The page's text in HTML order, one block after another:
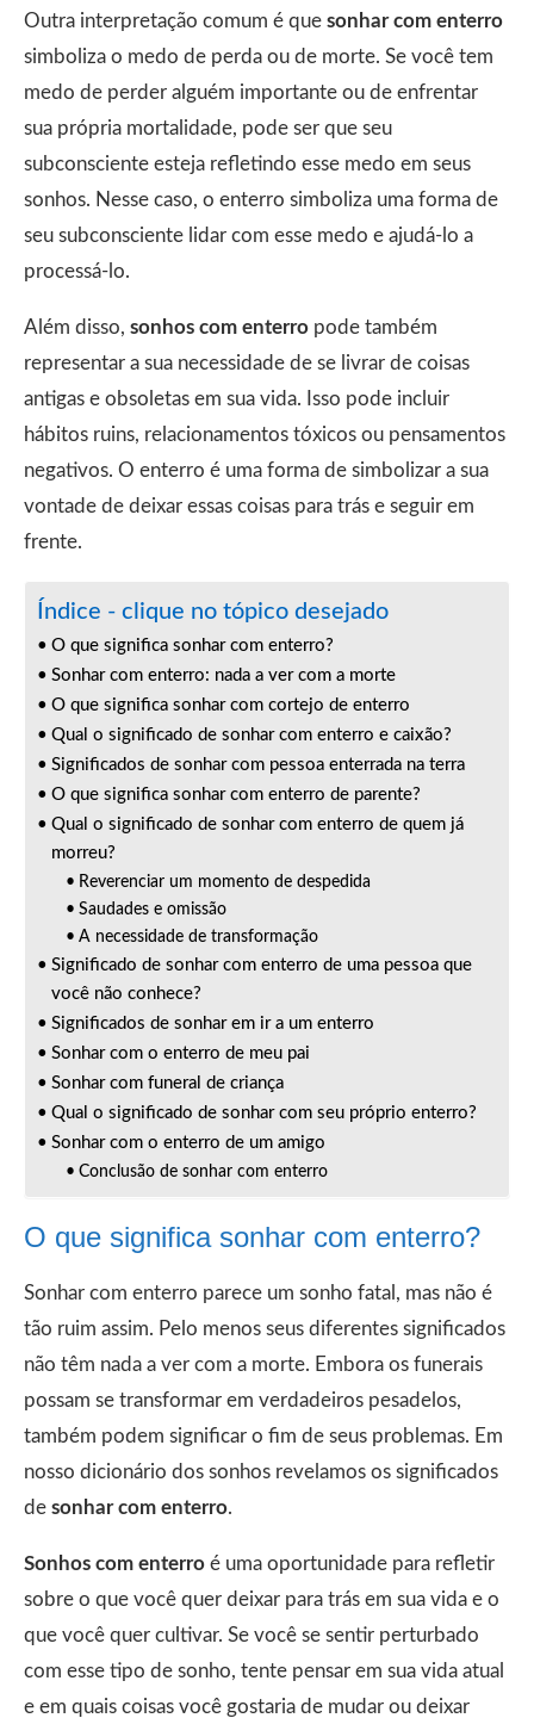
Outra interpretação comum é que sonhar com enterro
simboliza o medo de perda ou de morte. Se você tem
medo de perder alguém importante ou de enfrentar
sua própria mortalidade, pode ser que seu
subconsciente esteja refletindo esse medo em seus
sonhos. Nesse caso, o enterro simboliza uma forma de
seu subconsciente lidar com esse medo e ajudá-lo a
processá-lo.
Além disso, sonhos com enterro pode também
representar a sua necessidade de se livrar de coisas
antigas e obsoletas em sua vida. Isso pode incluir
hábitos ruins, relacionamentos tóxicos ou pensamentos
negativos. O enterro é uma forma de simbolizar a sua
vontade de deixar essas coisas para trás e seguir em
frente.
Índice - clique no tópico desejado
O que significa sonhar com enterro?
Sonhar com enterro: nada a ver com a morte
O que significa sonhar com cortejo de enterro
Qual o significado de sonhar com enterro e caixão?
Significados de sonhar com pessoa enterrada na terra
O que significa sonhar com enterro de parente?
Qual o significado de sonhar com enterro de quem já
morreu?
Reverenciar um momento de despedida
Saudades e omissão
A necessidade de transformação
Significado de sonhar com enterro de uma pessoa que
você não conhece?
Significados de sonhar em ir a um enterro
Sonhar com o enterro de meu pai
Sonhar com funeral de criança
Qual o significado de sonhar com seu próprio enterro?
Sonhar com o enterro de um amigo
Conclusão de sonhar com enterro
O que significa sonhar com enterro?
Sonhar com enterro parece um sonho fatal, mas não é
tão ruim assim. Pelo menos seus diferentes significados
não têm nada a ver com a morte. Embora os funerais
possam se transformar em verdadeiros pesadelos,
também podem significar o fim de seus problemas. Em
nosso dicionário dos sonhos revelamos os significados
de sonhar com enterro.
Sonhos com enterro é uma oportunidade para refletir
sobre o que você quer deixar para trás em sua vida e o
que você quer cultivar. Se você se sentir perturbado
com esse tipo de sonho, tente pensar em sua vida atual
e em quais coisas você gostaria de mudar ou deixar